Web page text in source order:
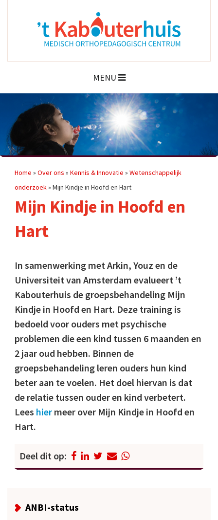
MENU
Home » Over ons » Kennis & Innovatie » Wetenschappelijk
onderzoek» Mijn Kindje in Hoofd en Hart
Mijn Kindje in Hoofd en
Hart
In samenwerking met Arkin, Youz en de
Universiteit van Amsterdam evalueert ’t
Kabouterhuis de groepsbehandeling Mijn
Kindje in Hoofd en Hart. Deze training is
bedoeld voor ouders met psychische
problemen die een kind tussen 6 maanden en
2 jaar oud hebben. Binnen de
groepsbehandeling leren ouders hun kind
beter aan te voelen. Het doel hiervan is dat
de relatie tussen ouder en kind verbetert.
Lees hier meer over Mijn Kindje in Hoofd en
Hart.
Deel dit op:
ANBI-status